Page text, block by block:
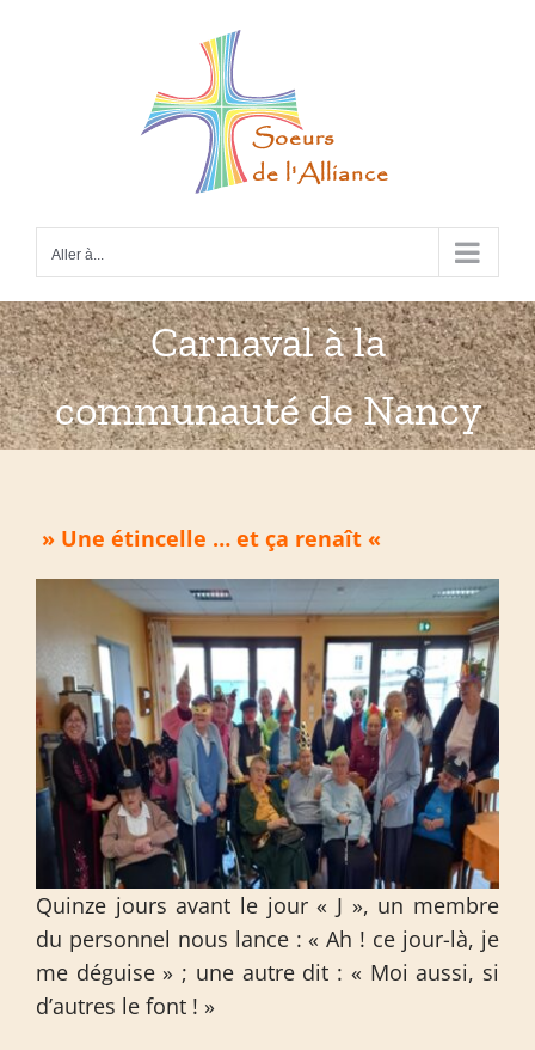
Aller à...
Carnaval à la
communauté de Nancy
» Une étincelle … et ça renaît «
Quinze jours avant le jour « J », un membre
du personnel nous lance : « Ah ! ce jour-là, je
me déguise » ; une autre dit : « Moi aussi, si
d’autres le font ! »